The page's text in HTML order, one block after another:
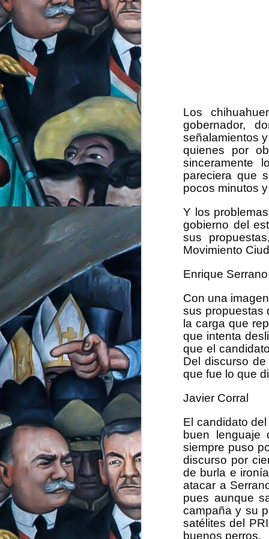
Los
gobernador,
señalamientos
quienes por
sinceramente
pareciera que
pocos minutos
Y los
gobierno del
sus
Movimiento
Enrique Serrano
Con una
sus propuestas
la carga que
que intenta
que el
Del discurso
que fue lo que
Javier Corral
El candidato
buen lenguaje
siempre puso
discurso por
de burla e
atacar a
pues aunque
campaña y su
satélites del
buenos perros.
“Papá, ¿por
limpiaba la
invierno los
“Por López
fue su respuesta,
en aquel momento
aquellos años, la
Mi papá se
partido era la
Chihuahua el
soñaban y
desaparecido y el
Desde niño me
recuerdo vivo de
la masacre de
forma en que este